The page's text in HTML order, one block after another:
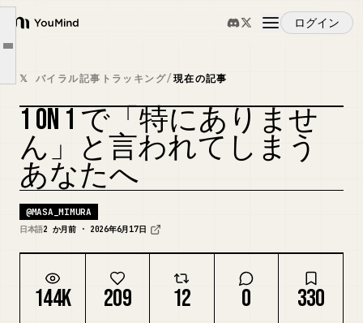
YouMind
ログイン
概要
ユースケース
スキル
プロンプト
Article outline
本音が出る問いと、出ない問いの違い
「受け取る力」が、1on1を変える
明日の1on1で、一つだけ変えてほしいこと
おわりに
𝕏 バイラル記事トラッキング/現在の記事
1 ON 1 で「特にありませ
ん」と言われてしまう
あなたへ
@MASA_MIMURA
日本語2 か月前 · 2026年6月17日
144K 209 12 0 330